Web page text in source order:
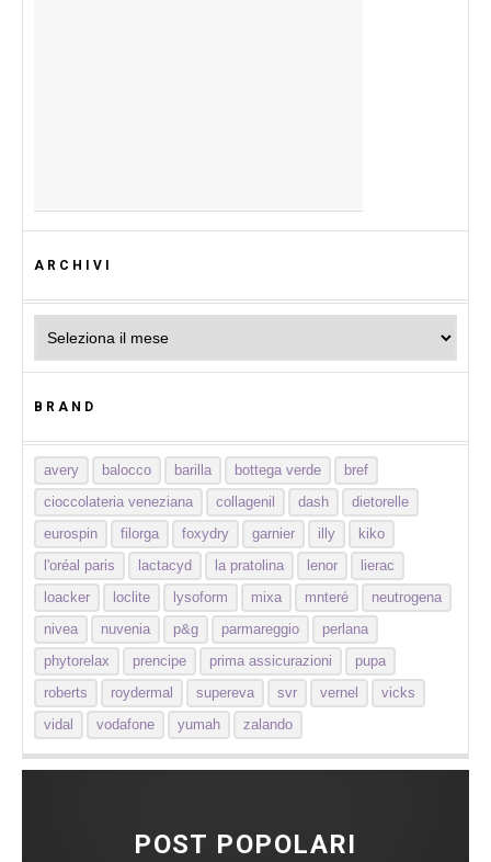
ARCHIVI
BRAND
avery balocco barilla bottega verde
bref
cioccolateria veneziana
collagenil dash
dietorelle
eurospin
filorga foxydry garnier illy
kiko
l'oréal paris
lactacyd la pratolina lenor
lierac
loacker
loclite lysoform mixa mnteré
neutrogena
nivea
nuvenia p&g parmareggio
perlana
phytorelax
prencipe prima assicurazioni
pupa
roberts
roydermal supereva svr vernel
vicks
vidal
vodafone yumah zalando
POST POPOLARI